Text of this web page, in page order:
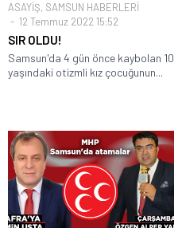
ASAYİŞ, SAMSUN HABERLERİ
12 Temmuz 2022 15:52
SIR OLDU!
Samsun'da 4 gün önce kaybolan 10
yaşındaki otizmli kız çocuğunun...